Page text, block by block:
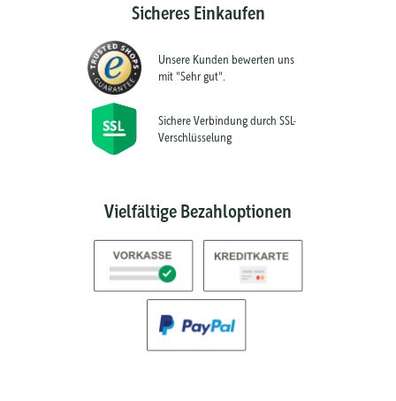
Sicheres Einkaufen
Unsere Kunden bewerten uns
mit "Sehr gut".
Sichere Verbindung durch SSL-
Verschlüsselung
Vielfältige Bezahloptionen